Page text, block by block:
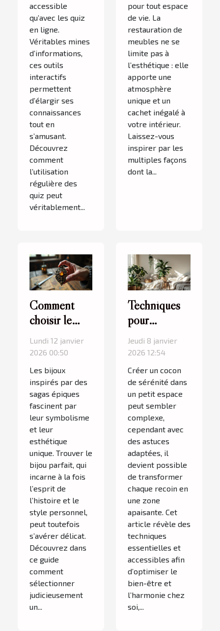
accessible
qu’avec les quiz
en ligne.
Véritables mines
d’informations,
ces outils
interactifs
permettent
d’élargir ses
connaissances
tout en
s’amusant.
Découvrez
comment
l’utilisation
régulière des
quiz peut
véritablement...
pour tout espace
de vie. La
restauration de
meubles ne se
limite pas à
l’esthétique : elle
apporte une
atmosphère
unique et un
cachet inégalé à
votre intérieur.
Laissez-vous
inspirer par les
multiples façons
dont la...
Comment
choisir le
meilleur bijou
inspiré par
une saga
épique ?
Lundi 12 janvier
2026 00:50
Les bijoux
inspirés par des
sagas épiques
fascinent par
leur symbolisme
et leur
esthétique
unique. Trouver le
bijou parfait, qui
incarne à la fois
l’esprit de
l’histoire et le
style personnel,
peut toutefois
s’avérer délicat.
Découvrez dans
ce guide
comment
sélectionner
judicieusement
un...
Techniques
pour
transformer
un petit
espace en un
havre de paix
Jeudi 8 janvier
2026 12:54
Créer un cocon
de sérénité dans
un petit espace
peut sembler
complexe,
cependant avec
des astuces
adaptées, il
devient possible
de transformer
chaque recoin en
une zone
apaisante. Cet
article révèle des
techniques
essentielles et
accessibles afin
d’optimiser le
bien-être et
l’harmonie chez
soi,...